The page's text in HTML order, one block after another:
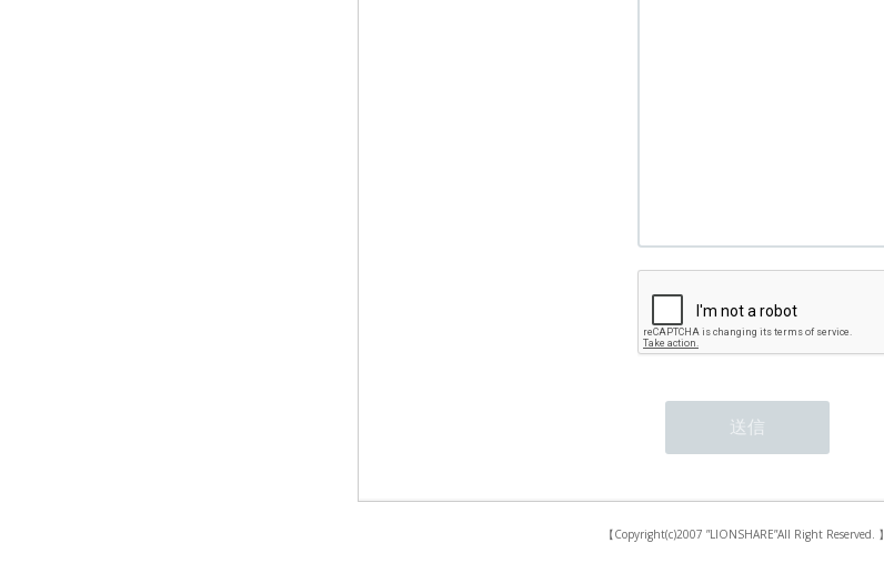
【Copyright(c)2007 ”LIONSHARE”All Right Reserved. 】